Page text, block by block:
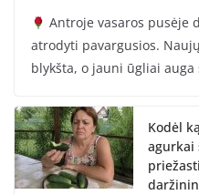
Antroje vasaros pusėje
atrodyti pavargusios.
blykšta, o jauni ūgliai auga
Kodėl
agurkai